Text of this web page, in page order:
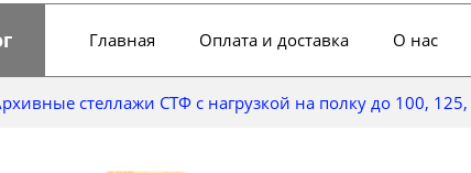
Главная Оплата и доставка О нас
стеллажи СТФ с нагрузкой на полку до 100, 125,